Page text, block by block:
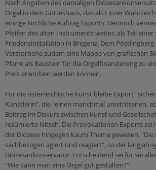
Nach Angaben des damaligen
Orgel in dem Gotteshaus, das als Linzer
einzige kirchliche Auftrag Exports. Dennoch
Pfeifen des alten Instruments weiter, als Teil einer
Friedensinstallation in Bregenz. Dem
Verstorbene zudem eine Mappe von grafischen
Pfarre als Baustein für die Orgelfinanzierung zu
Preis erworben werden können.
Für die österreichische Kunst bleibe Export
Künstlerin", die "einen manchmal umstrittenen,
Beitrag im Diskurs zwischen Kunst und
resümierte Nitsch. Die Provokationen Exports sei
der Diözese hingegen kaum Thema gewesen.
sachbezogen agiert und reagiert", so der
Diözesankonservator. Entscheidend sei für sie
"Wie kann man eine Orgel gut gestalten?"